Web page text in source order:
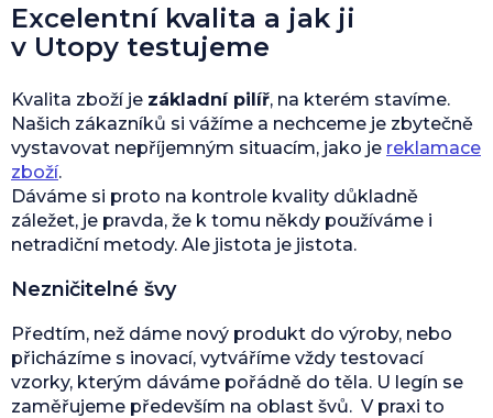
Excelentní kvalita a jak ji
v Utopy testujeme
Kvalita zboží je základní pilíř, na kterém stavíme.
Našich zákazníků si vážíme a nechceme je zbytečně
vystavovat nepříjemným situacím, jako je reklamace
zboží.
Dáváme si proto na kontrole kvality důkladně
záležet, je pravda, že k tomu někdy používáme i
netradiční metody. Ale jistota je jistota.
Nezničitelné švy
Předtím, než dáme nový produkt do výroby, nebo
přicházíme s inovací, vytváříme vždy testovací
vzorky, kterým dáváme pořádně do těla. U legín se
zaměřujeme především na oblast švů. V praxi to